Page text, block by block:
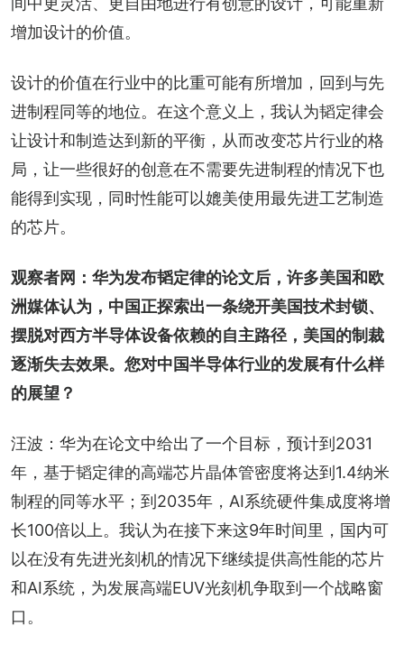
增加设计的价值。
设计的价值在行业中的比重可能有所增加，回到与先
进制程同等的地位。在这个意义上，我认为韬定律会
让设计和制造达到新的平衡，从而改变芯片行业的格
局，让一些很好的创意在不需要先进制程的情况下也
能得到实现，同时性能可以媲美使用最先进工艺制造
的芯片。
观察者网：华为发布韬定律的论文后，许多美国和欧
洲媒体认为，中国正探索出一条绕开美国技术封锁、
摆脱对西方半导体设备依赖的自主路径，美国的制裁
逐渐失去效果。您对中国半导体行业的发展有什么样
的展望？
汪波：华为在论文中给出了一个目标，预计到2031
年，基于韬定律的高端芯片晶体管密度将达到1.4纳米
制程的同等水平；到2035年，AI系统硬件集成度将增
长100倍以上。我认为在接下来这9年时间里，国内可
以在没有先进光刻机的情况下继续提供高性能的芯片
和AI系统，为发展高端EUV光刻机争取到一个战略窗
口。